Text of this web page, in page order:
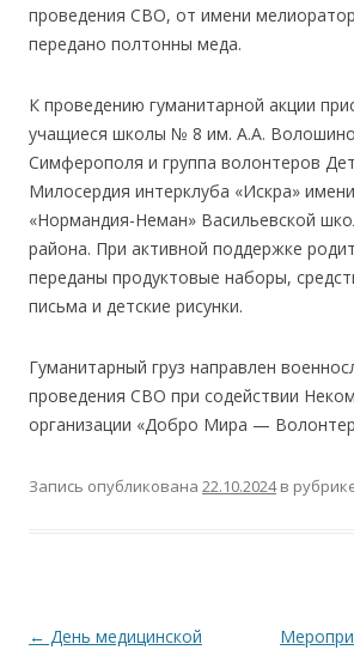
проведения СВО, от имени
передано полтонны меда.
К проведению гуманитарной акции
учащиеся школы № 8 им. А.А.
Симферополя и группа волонтеров
Милосердия интерклуба «Искра»
«Нормандия-Неман» Васильевской
района. При активной поддержке
переданы продуктовые наборы,
письма и детские рисунки.
Гуманитарный груз направлен
проведения СВО при содействии
организации «Добро Мира —
Запись опубликована 22.10.2024в
Навигация по записям
← День медицинской